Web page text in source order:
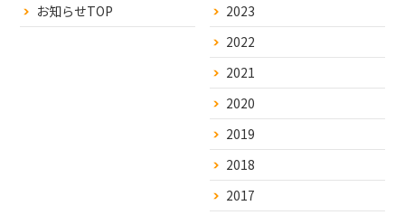
お知らせTOP
2023
2022
2021
2020
2019
2018
2017